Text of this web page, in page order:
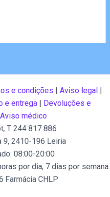
e condições | Aviso legal |
e entrega | Devoluções e
Aviso médico
, T 244 817 886
9, 2410-196 Leiria
08:00-20:00
por dia, 7 dias por semana.
Farmácia CHLP